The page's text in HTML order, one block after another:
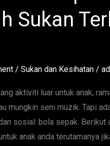
Sukan
/ Sukan dan Kesihatan/
aktiviti luar untuk anak,
mungkin seni muzik. Tapi
sosial: bola sepak. Berikut
anak anda terutamanya